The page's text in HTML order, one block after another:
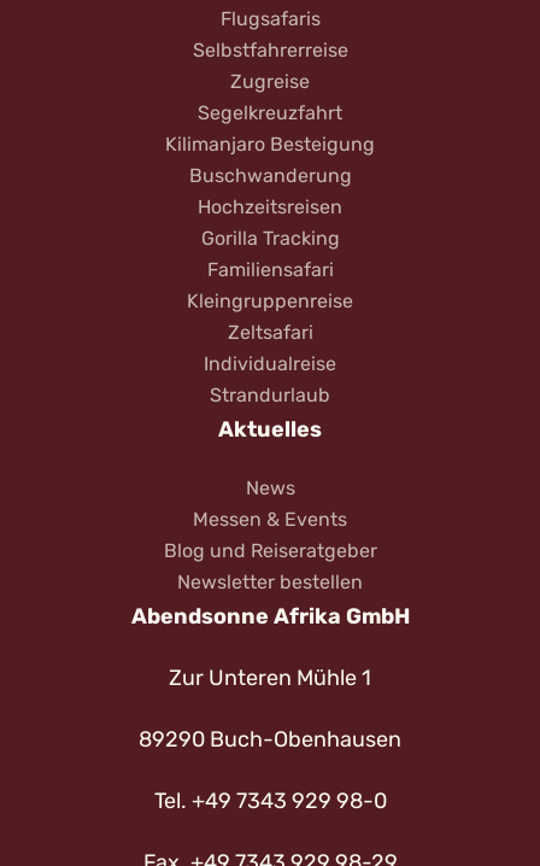
Flugsafaris
Selbstfahrerreise
Zugreise
Segelkreuzfahrt
Kilimanjaro Besteigung
Buschwanderung
Hochzeitsreisen
Gorilla Tracking
Familiensafari
Kleingruppenreise
Zeltsafari
Individualreise
Strandurlaub
Aktuelles
News
Messen & Events
Blog und Reiseratgeber
Newsletter bestellen
Abendsonne Afrika GmbH
Zur Unteren Mühle 1
89290 Buch-Obenhausen
Tel. +49 7343 929 98-0